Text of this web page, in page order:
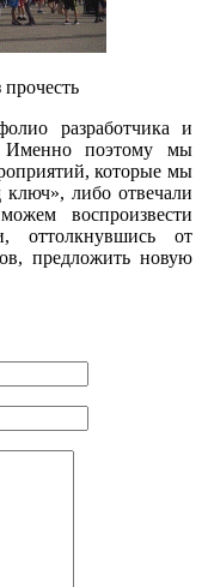
разработчика и
Именно поэтому мы
которые мы
либо отвечали
воспроизвести
оттолкнувшись от
предложить новую